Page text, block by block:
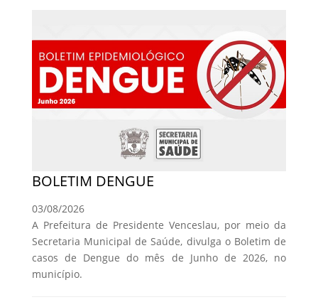
BOLETIM DENGUE
03/08/2026
A Prefeitura de Presidente Venceslau, por meio da
Secretaria Municipal de Saúde, divulga o Boletim de
casos de Dengue do mês de Junho de 2026, no
município.